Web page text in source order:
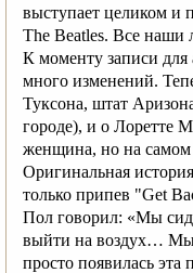
выступает целиком и
The Beatles. Все
К моменту записи для
много изменений.
Туксона, штат
городе), и о Лоретте
женщина, но на
Оригинальная
только припев "Get
Пол говорил: «Мы
выйти на воздух… Мы
просто появилась